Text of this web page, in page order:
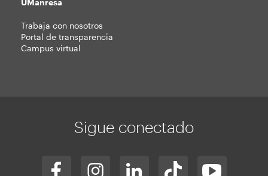
UManresa
Trabaja con nosotros
Portal de transparencia
Campus virtual
Sigue conectado